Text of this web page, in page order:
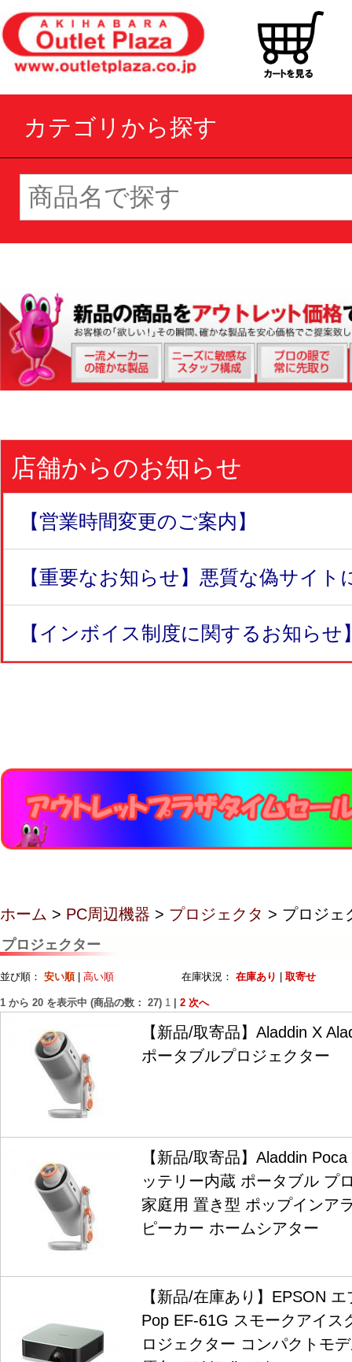
カテゴリから探す
店舗からのお知らせ
【営業時間変更のご案内】
【重要なお知らせ】悪質な偽サイト
【インボイス制度に関するお知らせ
ホーム > PC周辺機器 > プロジェクタ > プロジェ
プロジェクター
並び順： 安い順| 高い順 在庫状況： 在庫あり 取寄せ
1 から 20 を表示中 (商品の数： 27) 1 2 次へ
【新品/取寄品】Aladdin X
ポータブルプロジェクター
【新品/取寄品】Aladdin
ッテリー内蔵 ポータブル プ
家庭用 置き型 ポップインア
ピーカー ホームシアター
【新品/在庫あり】EPSON
Pop EF-61G スモークアイス
ロジェクター コンパクトモ